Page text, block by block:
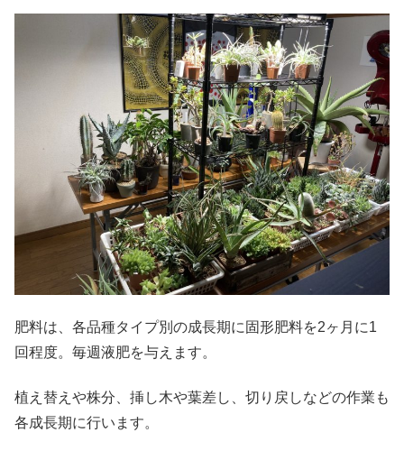
肥料は、各品種タイプ別の成長期に固形肥料を2ヶ月に1
回程度。毎週液肥を与えます。
植え替えや株分、挿し木や葉差し、切り戻しなどの作業も
各成長期に行います。